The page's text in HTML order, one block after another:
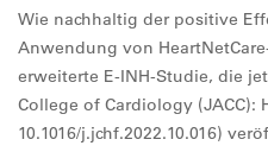
Wie nachhaltig der positive
Anwendung von
erweiterte E-INH-Studie, die
College of Cardiology (JACC):
10.1016/j.jchf.2022.10.016)